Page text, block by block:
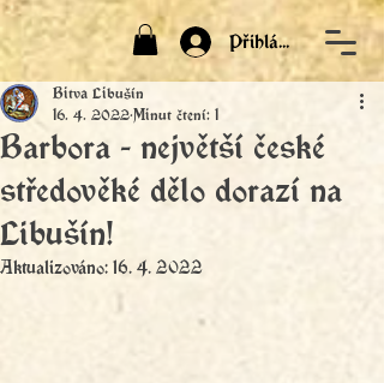
Přihlásit
Barbora - největší české
středověké dělo dorazí na
Libušín!
Bitva Libušín
16. 4. 2022 Minut čtení: 1
Aktualizováno: 16. 4. 2022